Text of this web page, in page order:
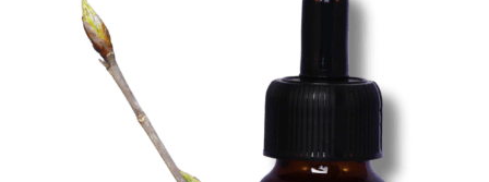
GemmÔ Peuplier noir